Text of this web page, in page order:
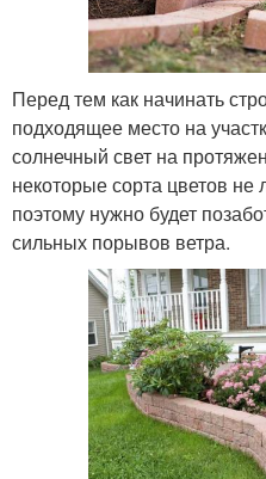
Перед тем как начинать
подходящее место на
солнечный свет на
некоторые сорта цветов не
поэтому нужно будет
сильных порывов ветра.